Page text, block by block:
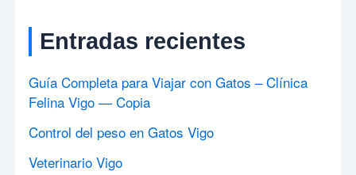
Entradas recientes
Guía Completa para Viajar con Gatos – Clínica
Felina Vigo — Copia
Control del peso en Gatos Vigo
Veterinario Vigo